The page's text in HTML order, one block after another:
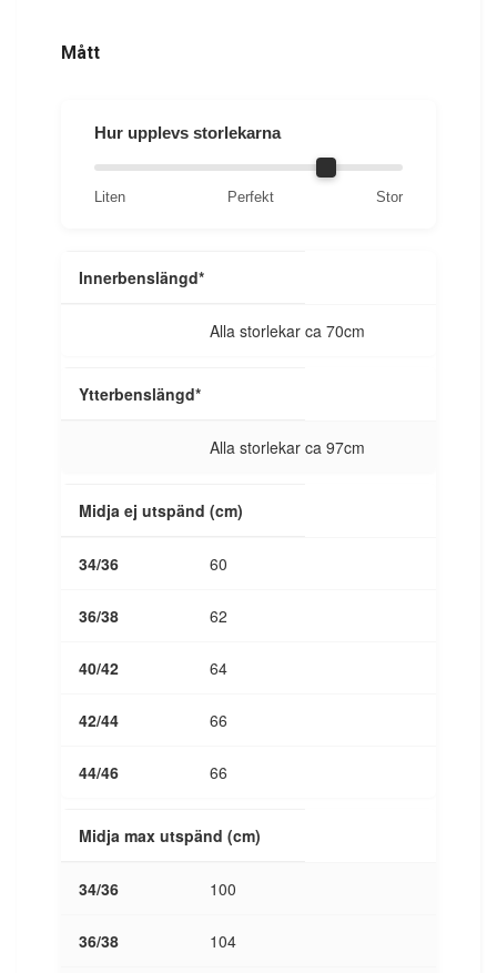
Mått
Hur upplevs storlekarna
Liten Perfekt Stor
Storleksinformation
Innerbenslängd*
Alla storlekar ca 70cm
Ytterbenslängd*
Alla storlekar ca 97cm
Midja ej utspänd (cm)
60
62
64
66
66
Midja max utspänd (cm)
100
104